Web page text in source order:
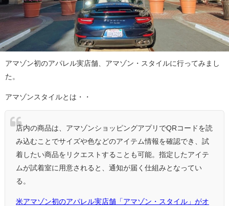
アマゾン初のアパレル実店舗、アマゾン・スタイルに行ってみまし
た。
アマゾンスタイルとは・・
店内の商品は、アマゾンショッピングアプリでQRコードを読
み込むことでサイズや色などのアイテム情報を確認でき、試
着したい商品をリクエストすることも可能。指定したアイテ
ムが試着室に用意されると、通知が届く仕組みとなってい
る。
米アマゾン初のアパレル実店舗「アマゾン・スタイル」がオ